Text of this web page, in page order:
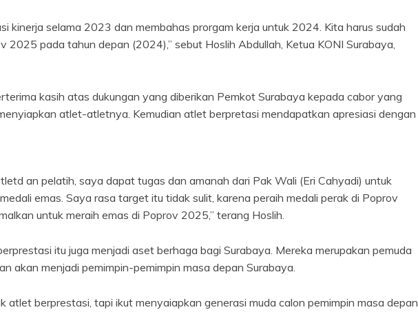
kinerja selama 2023 dan membahas prorgam kerja untuk 2024. Kita harus sudah
2025 pada tahun depan (2024),” sebut Hoslih Abdullah, Ketua KONI Surabaya,
kasih atas dukungan yang diberikan Pemkot Surabaya kepada cabor yang
atlet-atletnya. Kemudian atlet berpretasi mendapatkan apresiasi dengan
an pelatih, saya dapat tugas dan amanah dari Pak Wali (Eri Cahyadi) untuk
emas. Saya rasa target itu tidak sulit, karena peraih medali perak di Poprov
untuk meraih emas di Poprov 2025,” terang Hoslih.
itu juga menjadi aset berhaga bagi Surabaya. Mereka merupakan pemuda
akan menjadi pemimpin-pemimpin masa depan Surabaya.
atlet berprestasi, tapi ikut menyaiapkan generasi muda calon pemimpin masa depan